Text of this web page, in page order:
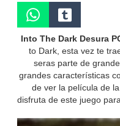
Into The Dark Desura
to Dark, esta vez te
seras parte de
grandes características
de ver la película de
disfruta de este juego